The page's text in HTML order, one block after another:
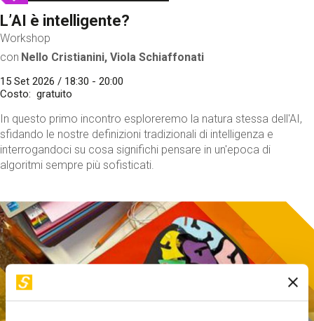
L’AI è intelligente?
Workshop
con Nello Cristianini, Viola Schiaffonati
15 Set 2026 / 18:30 - 20:00
Costo
gratuito
In questo primo incontro esploreremo la natura stessa dell'AI,
sfidando le nostre definizioni tradizionali di intelligenza e
interrogandoci su cosa significhi pensare in un'epoca di
algoritmi sempre più sofisticati.